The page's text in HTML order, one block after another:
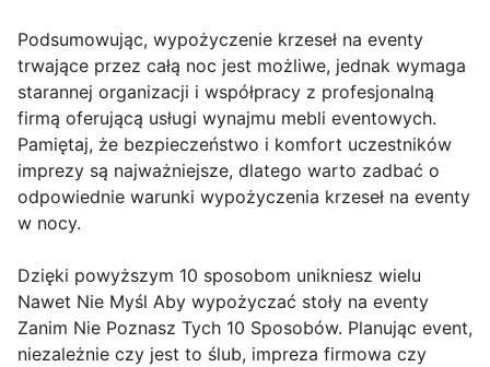
Podsumowując, wypożyczenie krzeseł na eventy
trwające przez całą noc jest możliwe, jednak wymaga
starannej organizacji i współpracy z profesjonalną
firmą oferującą usługi wynajmu mebli eventowych.
Pamiętaj, że bezpieczeństwo i komfort uczestników
imprezy są najważniejsze, dlatego warto zadbać o
odpowiednie warunki wypożyczenia krzeseł na eventy
w nocy.
Dzięki powyższym 10 sposobom unikniesz wielu
Nawet Nie Myśl Aby wypożyczać stoły na eventy
Zanim Nie Poznasz Tych 10 Sposobów. Planując event,
niezależnie czy jest to ślub, impreza firmowa czy